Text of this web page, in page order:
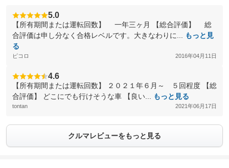
5.0
【所有期間または運転回数】 一年三ヶ月 【総合評価】 総
合評価は申し分なく合格レベルです。大きなわりに...
もっと見
る
ピコロ 2016年04月11日
4.6
【所有期間または運転回数】 ２０２１年６月～ ５回程度 【総
合評価】 どこにでも行けそうな車 【良い...
もっと見る
tontan 2021年06月17日
クルマレビューをもっと見る